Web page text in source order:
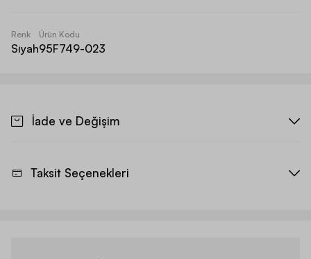
Renk
Siyah
Ürün Kodu
95F749-023
İade ve Değişim
Taksit Seçenekleri